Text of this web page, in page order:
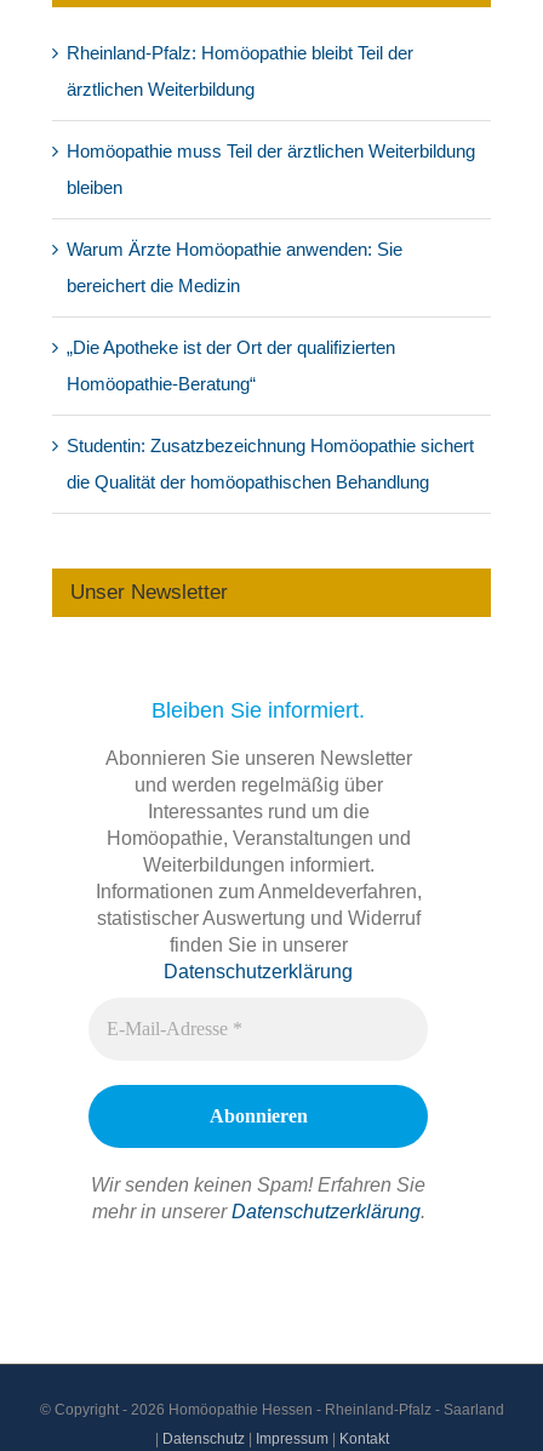
Rheinland-Pfalz: Homöopathie bleibt Teil der
ärztlichen Weiterbildung
Homöopathie muss Teil der ärztlichen Weiterbildung
bleiben
Warum Ärzte Homöopathie anwenden: Sie
bereichert die Medizin
„Die Apotheke ist der Ort der qualifizierten
Homöopathie-Beratung“
Studentin: Zusatzbezeichnung Homöopathie sichert
die Qualität der homöopathischen Behandlung
Unser Newsletter
Bleiben Sie informiert.
Abonnieren Sie unseren Newsletter
und werden regelmäßig über
Interessantes rund um die
Homöopathie, Veranstaltungen und
Weiterbildungen informiert.
Informationen zum Anmeldeverfahren,
statistischer Auswertung und Widerruf
finden Sie in unserer
Datenschutzerklärung
Wir senden keinen Spam! Erfahren Sie
mehr in unsererDatenschutzerklärung.
© Copyright - 2026 Homöopathie Hessen - Rheinland-Pfalz - Saarland
| Datenschutz| Impressum| Kontakt